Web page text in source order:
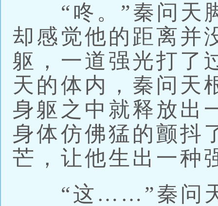
“咚。”秦问天
却感觉他的距离并
躯，一道强光打了
天的体内，秦问天
身躯之中就释放出
身体仿佛猛的颤抖
芒，让他生出一种
“这……”秦问天